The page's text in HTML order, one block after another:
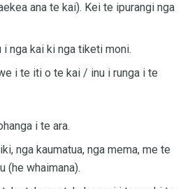
ana te kai). Kei te ipurangi nga
i nga kai ki nga tiketi moni.
i te iti o te kai / inu i runga i te
i te ara.
nga kaumatua, nga mema, me te
(he whaimana).